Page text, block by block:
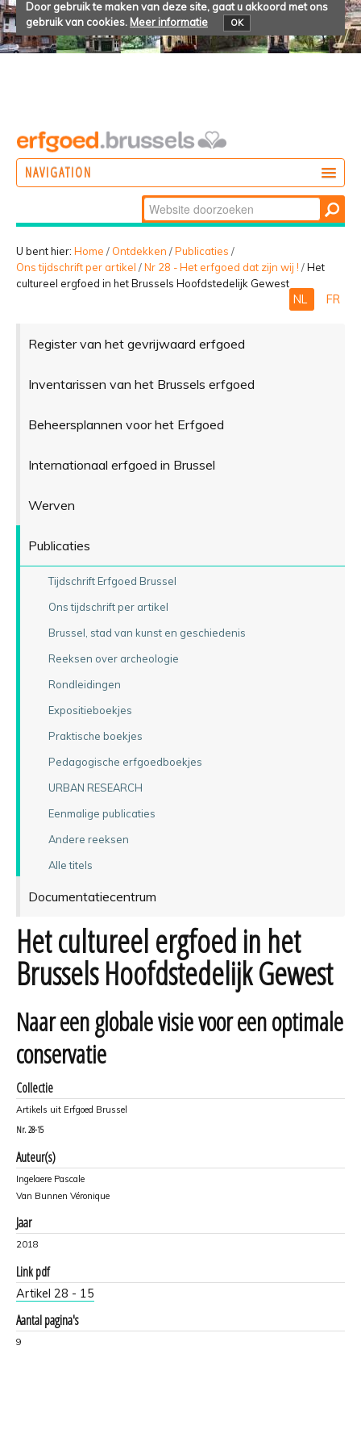
Door gebruik te maken van deze site, gaat u akkoord met ons
gebruik van cookies. Meer informatie OK
NAVIGATION
BELEVEN
Zoek
Geavanceerd
zoeken...
U bent hier: Home / Ontdekken /Publicaties /
Ons tijdschrift per artikel /Nr 28 - Het erfgoed dat zijn wij ! /Het
cultureel ergfoed in het Brussels Hoofdstedelijk Gewest
NL FR
Register van het gevrijwaard erfgoed
Inventarissen van het Brussels erfgoed
Beheersplannen voor het Erfgoed
Internationaal erfgoed in Brussel
Werven
Publicaties
Tijdschrift Erfgoed Brussel
Ons tijdschrift per artikel
Brussel, stad van kunst en geschiedenis
Reeksen over archeologie
Rondleidingen
Expositieboekjes
Praktische boekjes
Pedagogische erfgoedboekjes
URBAN RESEARCH
Eenmalige publicaties
Andere reeksen
Alle titels
Documentatiecentrum
Het cultureel ergfoed in het
Brussels Hoofdstedelijk Gewest
Naar een globale visie voor een optimale
conservatie
Collectie
Artikels uit Erfgoed Brussel
Nr. 28-15
Auteur(s)
Ingelaere Pascale
Van Bunnen Véronique
Jaar
2018
Link pdf
Artikel 28 - 15
Aantal pagina's
9